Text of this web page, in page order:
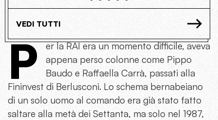
VEDI TUTTI
P
er la RAI era un momento difficile, aveva
appena perso colonne come Pippo
Baudo e Raffaella Carrà, passati alla
Fininvest di Berlusconi. Lo schema bernabeiano
di un solo uomo al comando era già stato fatto
saltare alla metà dei Settanta, ma solo nel 1987,